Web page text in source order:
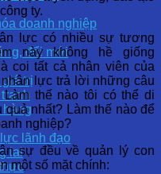
doanh nghiệp
đổi mới
trị
lãnh đạo
lai
ty.
lực có nhiều sự tương
này không hề giống
coi tất cả nhân viên của
lực trả lời những câu
thế nào tôi có thể di
nhất? Làm thế nào để
nghiệp?
sự đều về quản lý con
một số mặt chính: